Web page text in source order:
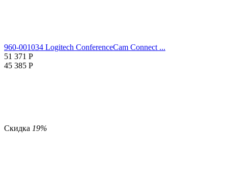
960-001034 Logitech ConferenceCam Connect ...
51 371 Р
45 385 Р
Скидка 19%